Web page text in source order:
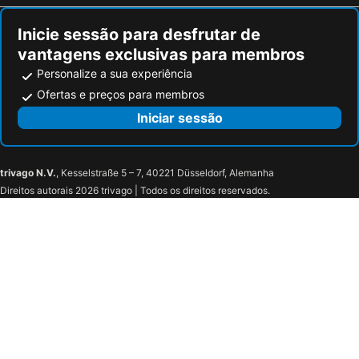
Quinta Das Salamandras
Motel Seven
Apartamento De Palmela
Inicie sessão para desfrutar de
vantagens exclusivas para membros
Personalize a sua experiência
Ofertas e preços para membros
Iniciar sessão
trivago N.V., Kesselstraße 5 – 7, 40221 Düsseldorf, Alemanha
Direitos autorais 2026 trivago | Todos os direitos reservados.